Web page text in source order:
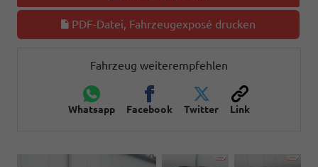
PDF-Datei, Fahrzeugexposé drucken
Fahrzeug weiterempfehlen
Whatsapp Facebook Twitter Link